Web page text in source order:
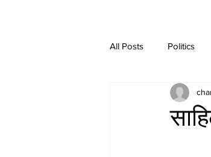
All Posts Politics